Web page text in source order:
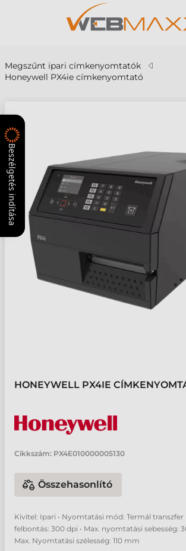
Megszűnt ipari címkenyomtatók
Honeywell PX4ie címkenyomtató
HONEYWELL PX4IE
Cikkszám: PX4E010000005130
Összehasonlító
Kivitel: Ipari • Nyomtatási mód: Termál transzfer
felbontás: 300 dpi • Max. nyomtatási sebesség:
Max. Nyomtatási szélesség: 110 mm
Beszélgetés indítása